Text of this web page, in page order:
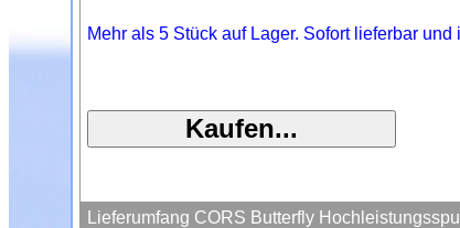
Mehr als 5 Stück auf Lager. Sofort lieferbar
Lieferumfang CORS Butterfly